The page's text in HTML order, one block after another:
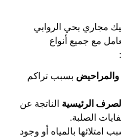
مجاري بحي الروابي
مع جميع أنواع
والمراحيض بسبب تراكم
الرئيسية الناتجة عن
الصلبة.
امتلائها بالمياه أو وجود